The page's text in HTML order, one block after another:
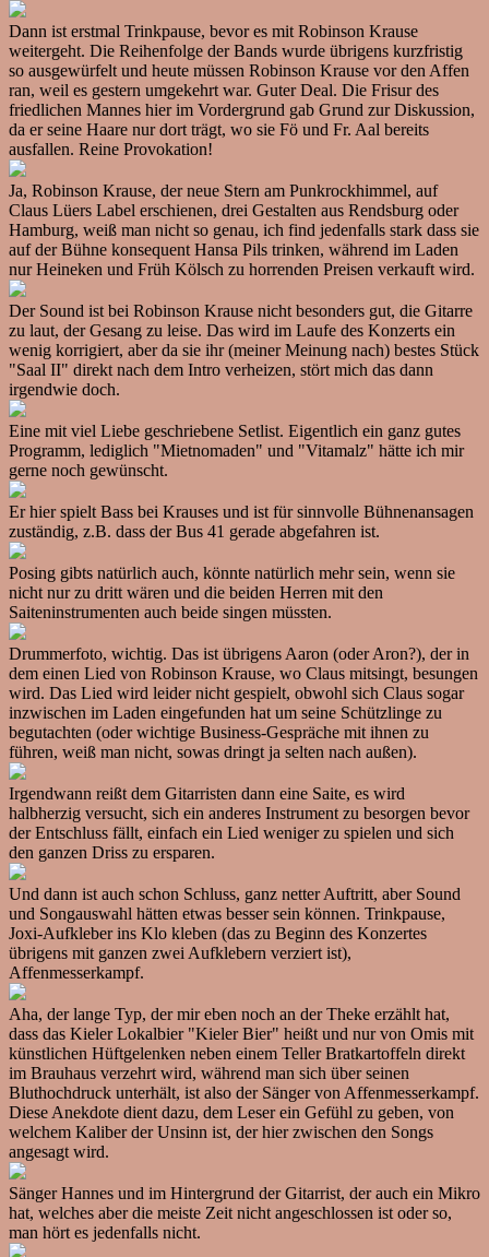
Dann ist erstmal Trinkpause, bevor es mit Robinson Krause
weitergeht. Die Reihenfolge der Bands wurde übrigens kurzfristig
so ausgewürfelt und heute müssen Robinson Krause vor den Affen
ran, weil es gestern umgekehrt war. Guter Deal. Die Frisur des
friedlichen Mannes hier im Vordergrund gab Grund zur Diskussion,
da er seine Haare nur dort trägt, wo sie Fö und Fr. Aal bereits
ausfallen. Reine Provokation!
Ja, Robinson Krause, der neue Stern am Punkrockhimmel, auf
Claus Lüers Label erschienen, drei Gestalten aus Rendsburg oder
Hamburg, weiß man nicht so genau, ich find jedenfalls stark dass sie
auf der Bühne konsequent Hansa Pils trinken, während im Laden
nur Heineken und Früh Kölsch zu horrenden Preisen verkauft wird.
Der Sound ist bei Robinson Krause nicht besonders gut, die Gitarre
zu laut, der Gesang zu leise. Das wird im Laufe des Konzerts ein
wenig korrigiert, aber da sie ihr (meiner Meinung nach) bestes Stück
"Saal II" direkt nach dem Intro verheizen, stört mich das dann
irgendwie doch.
Eine mit viel Liebe geschriebene Setlist. Eigentlich ein ganz gutes
Programm, lediglich "Mietnomaden" und "Vitamalz" hätte ich mir
gerne noch gewünscht.
Er hier spielt Bass bei Krauses und ist für sinnvolle Bühnenansagen
zuständig, z.B. dass der Bus 41 gerade abgefahren ist.
Posing gibts natürlich auch, könnte natürlich mehr sein, wenn sie
nicht nur zu dritt wären und die beiden Herren mit den
Saiteninstrumenten auch beide singen müssten.
Drummerfoto, wichtig. Das ist übrigens Aaron (oder Aron?), der in
dem einen Lied von Robinson Krause, wo Claus mitsingt, besungen
wird. Das Lied wird leider nicht gespielt, obwohl sich Claus sogar
inzwischen im Laden eingefunden hat um seine Schützlinge zu
begutachten (oder wichtige Business-Gespräche mit ihnen zu
führen, weiß man nicht, sowas dringt ja selten nach außen).
Irgendwann reißt dem Gitarristen dann eine Saite, es wird
halbherzig versucht, sich ein anderes Instrument zu besorgen bevor
der Entschluss fällt, einfach ein Lied weniger zu spielen und sich
den ganzen Driss zu ersparen.
Und dann ist auch schon Schluss, ganz netter Auftritt, aber Sound
und Songauswahl hätten etwas besser sein können. Trinkpause,
Joxi-Aufkleber ins Klo kleben (das zu Beginn des Konzertes
übrigens mit ganzen zwei Aufklebern verziert ist),
Affenmesserkampf.
Aha, der lange Typ, der mir eben noch an der Theke erzählt hat,
dass das Kieler Lokalbier "Kieler Bier" heißt und nur von Omis mit
künstlichen Hüftgelenken neben einem Teller Bratkartoffeln direkt
im Brauhaus verzehrt wird, während man sich über seinen
Bluthochdruck unterhält, ist also der Sänger von Affenmesserkampf.
Diese Anekdote dient dazu, dem Leser ein Gefühl zu geben, von
welchem Kaliber der Unsinn ist, der hier zwischen den Songs
angesagt wird.
Sänger Hannes und im Hintergrund der Gitarrist, der auch ein Mikro
hat, welches aber die meiste Zeit nicht angeschlossen ist oder so,
man hört es jedenfalls nicht.